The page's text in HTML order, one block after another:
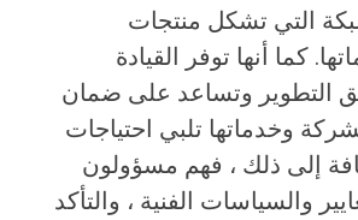
التي تشكل منتجات
كما أنها توفر القيادة
التطوير وتساعد على ضمان
وخدماتها تلبي احتياجات
إلى ذلك ، فهم مسؤولون
والسياسات الفنية ، والتأكد